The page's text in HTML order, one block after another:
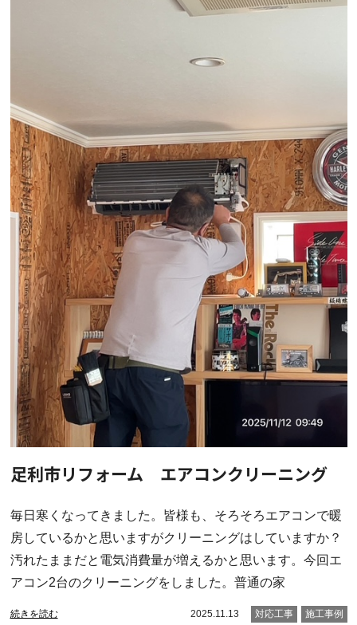
足利市リフォーム エアコンクリーニング
毎日寒くなってきました。皆様も、そろそろエアコンで暖
房しているかと思いますがクリーニングはしていますか？
汚れたままだと電気消費量が増えるかと思います。今回エ
アコン2台のクリーニングをしました。普通の家
続きを読む 2025.11.13 対応工事 施工事例